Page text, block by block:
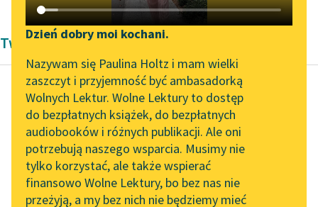
Katalog DAISY
Podkasty o książkach
Zgłoś brak utworu
Aktualności
„Prokurator Alicja Horn”
do słuchania
Byliśmy częścią AI Impact
Lab
Zapraszamy na spotkanie
online z tłumaczkami
Narzędzia
Mapa Wolnych Lektur
Leśmianator
Przewodnik dla piszących i
czytających
Dzień dobry moi kochani.
Nazywam się Paulina Holtz i mam wielki
zaszczyt i przyjemność być ambasadorką
Wolnych Lektur. Wolne Lektury to dostęp
do bezpłatnych książek, do bezpłatnych
audiobooków i różnych publikacji. Ale oni
potrzebują naszego wsparcia. Musimy nie
tylko korzystać, ale także wspierać
finansowo Wolne Lektury, bo bez nas nie
przeżyją, a my bez nich nie będziemy mieć
Twórczość Bronisławy Ostrowskiej
Bronisława Ostrowska
Bohaterski miś
Czemu przyszli? Ze
swej dalekiej, szerokiej